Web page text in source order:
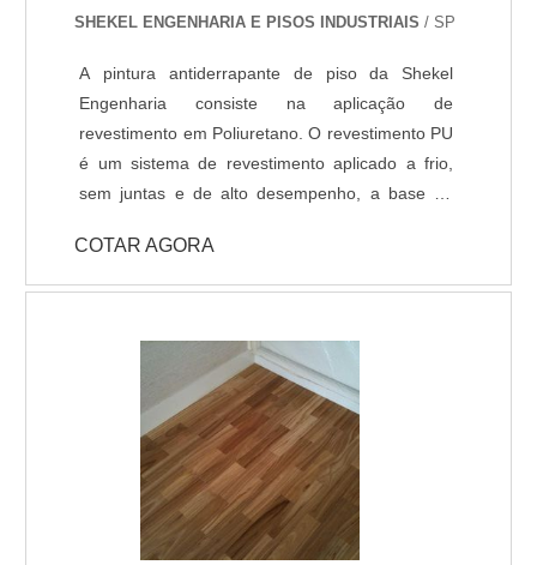
C; - Atende a norma LEED.
SHEKEL ENGENHARIA E PISOS INDUSTRIAIS / SP
A pintura antiderrapante de piso da Shekel
Engenharia consiste na aplicação de
revestimento em Poliuretano. O revestimento PU
é um sistema de revestimento aplicado a frio,
sem juntas e de alto desempenho, a base de
ambientes que necessitem de elevada
resistência química, térmica e mecânica, com
Com pouco tempo para execução da obra, a
liberação da área é feita 6 horas após a
aplicação do revestimento. DADOS TÉCNICOS: -
Resistência química a ácidos e bases; - Cura
rápida a partir de 8 horas; - Isento de solventes;
- Alta durabilidade e resistência UV. - Alta
resistência mecânica e a choque térmico; -
Resistência à abrasão; - Baixo odor e baixo
COTAR AGORA